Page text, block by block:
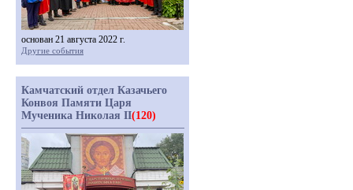
основан 21 августа 2022 г.
Другие события
Камчатский отдел Казачьего
Конвоя Памяти Царя
Мученика Николая II(120)